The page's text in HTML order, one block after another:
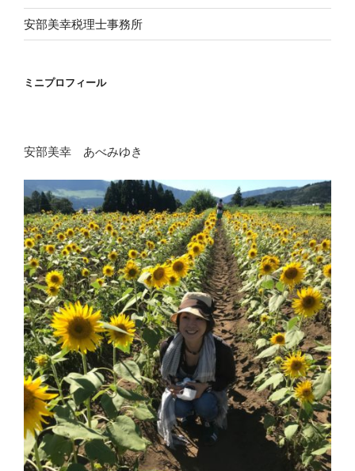
安部美幸税理士事務所
ミニプロフィール
安部美幸 あべみゆき